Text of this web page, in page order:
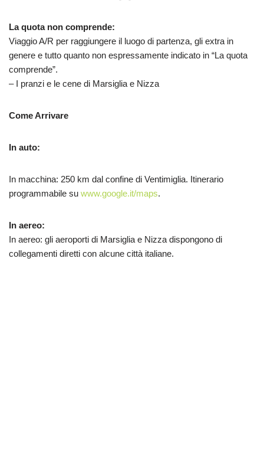
La quota non comprende:
Viaggio A/R per raggiungere il luogo di partenza, gli extra in
genere e tutto quanto non espressamente indicato in “La quota
comprende”.
– I pranzi e le cene di Marsiglia e Nizza
Come Arrivare
In auto:
In macchina: 250 km dal confine di Ventimiglia. Itinerario
programmabile su www.google.it/maps.
In aereo:
In aereo: gli aeroporti di Marsiglia e Nizza dispongono di
collegamenti diretti con alcune città italiane.